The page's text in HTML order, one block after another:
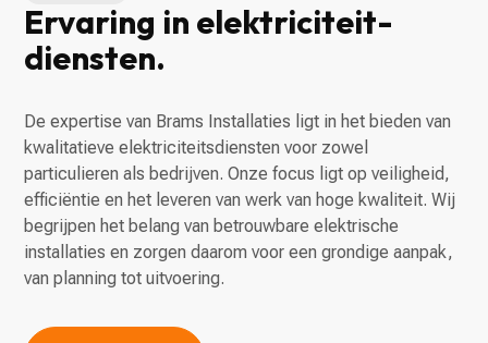
Ervaring in elektriciteit-
diensten.
De expertise van Brams Installaties ligt in het bieden van
kwalitatieve elektriciteitsdiensten voor zowel
particulieren als bedrijven. Onze focus ligt op veiligheid,
efficiëntie en het leveren van werk van hoge kwaliteit. Wij
begrijpen het belang van betrouwbare elektrische
installaties en zorgen daarom voor een grondige aanpak,
van planning tot uitvoering.